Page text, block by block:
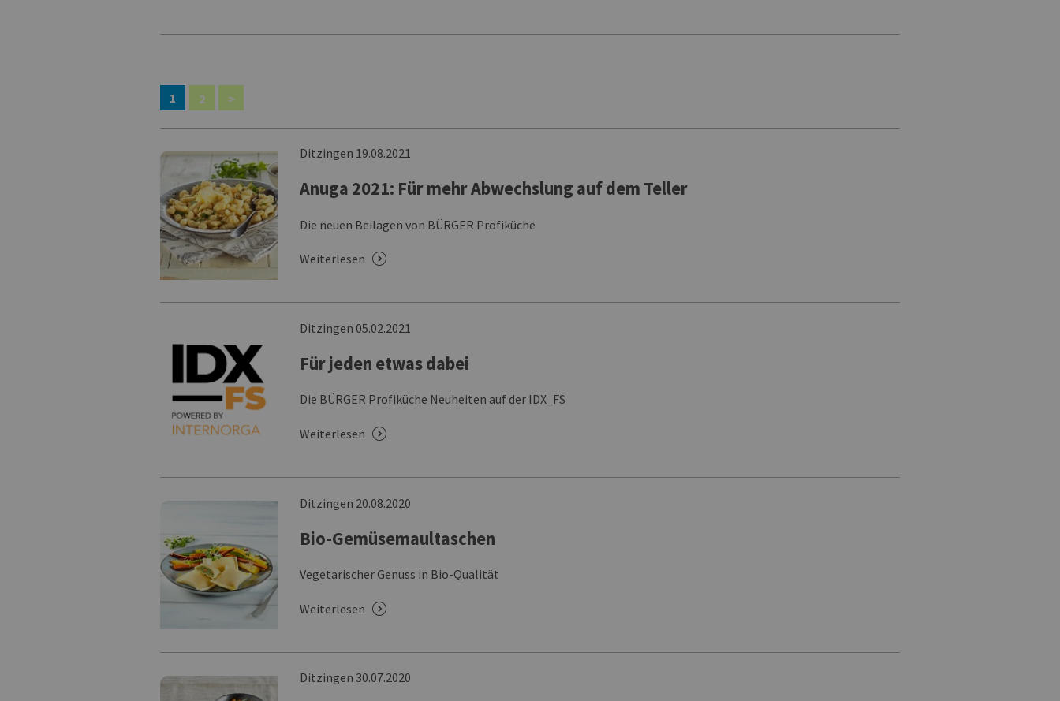
1 2 >
Ditzingen 19.08.2021
Anuga 2021: Für mehr Abwechslung auf dem Teller
Die neuen Beilagen von BÜRGER Profiküche
Weiterlesen
Ditzingen05.02.2021
Für jeden etwas dabei
Die BÜRGER Profiküche Neuheiten auf der IDX_FS
Weiterlesen
Ditzingen 20.08.2020
Bio-Gemüsemaultaschen
Vegetarischer Genuss in Bio-Qualität
Weiterlesen
Ditzingen 30.07.2020